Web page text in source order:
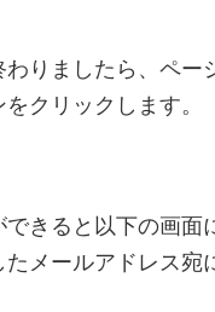
わりましたら、ペー
をクリックします。
きると以下の画面
たメールアドレス宛